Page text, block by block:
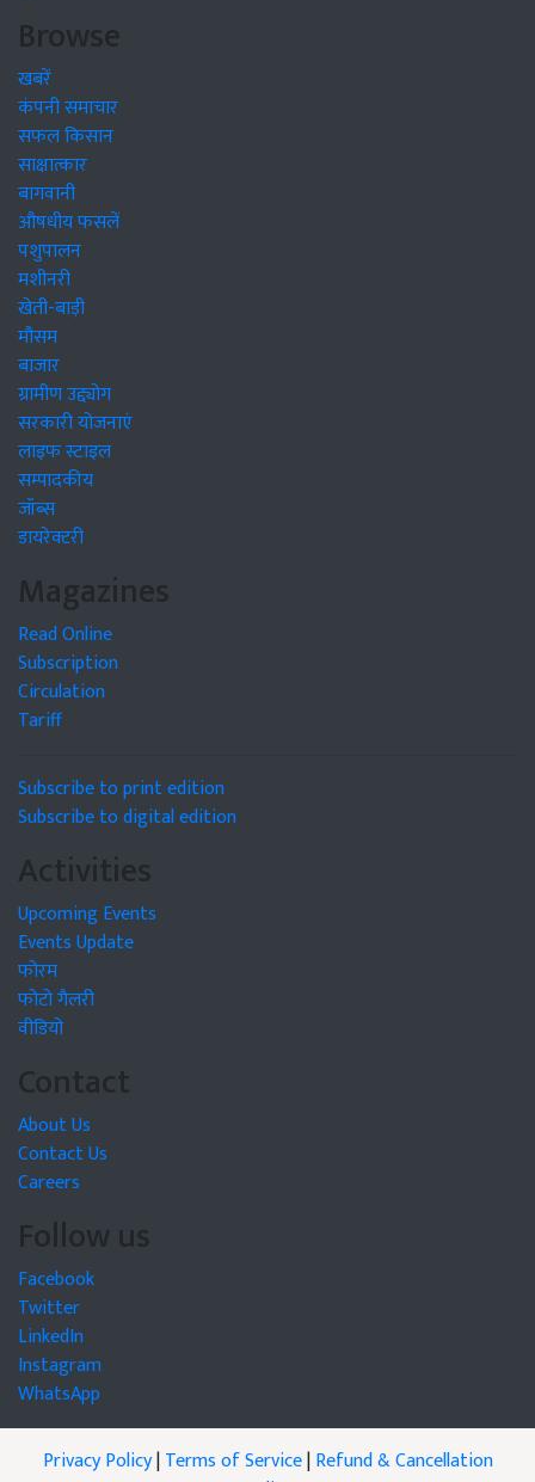
Browse
खबरें
कंपनी समाचार
सफल किसान
साक्षात्कार
बागवानी
औषधीय फसलें
पशुपालन
मशीनरी
खेती-बाड़ी
मौसम
बाजार
ग्रामीण उद्द्योग
सरकारी योजनाएं
लाइफ स्टाइल
सम्पादकीय
जॉब्स
डायरेक्टरी
Magazines
Read Online
Subscription
Circulation
Tariff
Subscribe to print edition
Subscribe to digital edition
Activities
Upcoming Events
Events Update
फोरम
फोटो गैलरी
वीडियो
Contact
About Us
Contact Us
Careers
Follow us
Facebook
Twitter
LinkedIn
Instagram
WhatsApp
Privacy Policy|Terms of Service|Refund & Cancellation